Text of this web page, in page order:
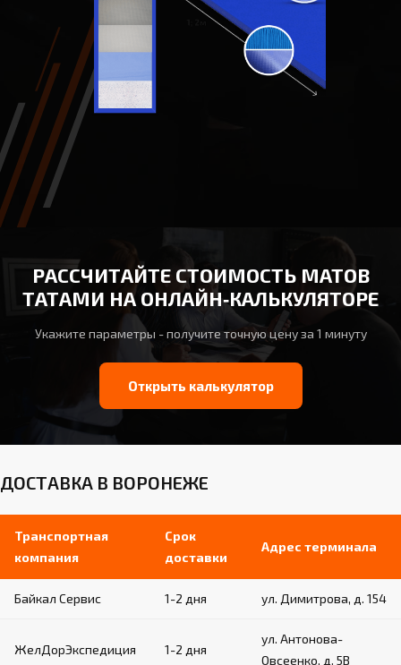
РАССЧИТАЙТЕ СТОИМОСТЬ МАТОВ
ТАТАМИ НА ОНЛАЙН‑КАЛЬКУЛЯТОРЕ
Укажите параметры - получите точную цену за 1 минуту
Открыть калькулятор
ДОСТАВКА В ВОРОНЕЖЕ
Транспортная
компания
Срок
доставки
Адрес терминала
Байкал Сервис 1-2 дня ул. Димитрова, д. 154
ЖелДорЭкспедиция 1-2 дня
ул. Антонова-
Овсеенко, д. 5В